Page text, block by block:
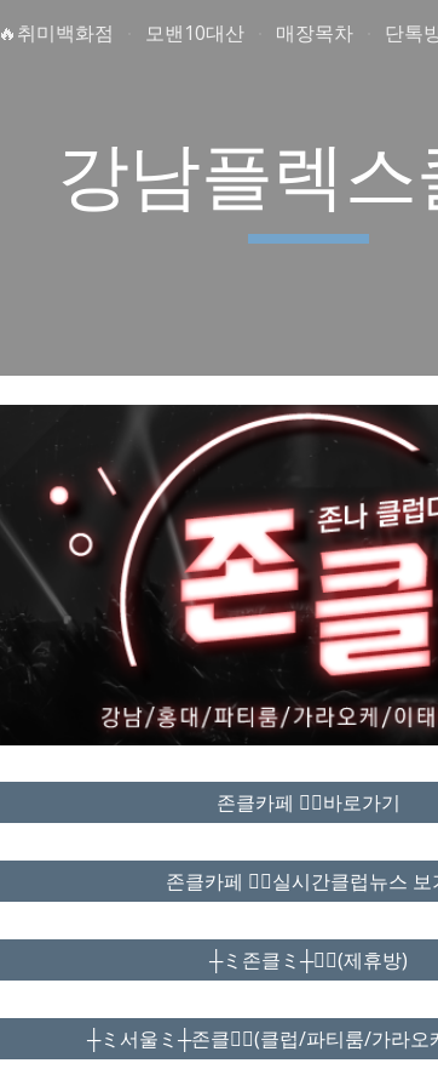
Skip to main content
🔥취미백화점 모밴10대산 매장목차 단톡
강남플렉스
존클카페 ❤️‍🔥바로가기
존클카페 ❤️‍🔥실시간클럽뉴스 보
┼ミ존클ミ┼❤️‍🔥(제휴방)
┼ミ서울ミ┼존클❤️‍🔥(클럽/파티룸/가라오